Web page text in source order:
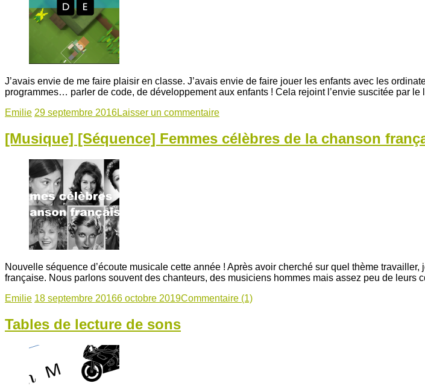
J’avais envie de me faire plaisir en classe. J’avais envie de faire jouer les enfants avec les
programmes… parler de code, de développement aux enfants ! Cela rejoint l’envie suscitée par
Emilie 29 septembre 2016Laisser un commentaire
[Musique] [Séquence] Femmes célèbres de la chanson
Nouvelle séquence d’écoute musicale cette année ! Après avoir cherché sur quel thème
française. Nous parlons souvent des chanteurs, des musiciens hommes mais assez peu de
Emilie 18 septembre 20166 octobre 2019Commentaire (1)
Tables de lecture de sons